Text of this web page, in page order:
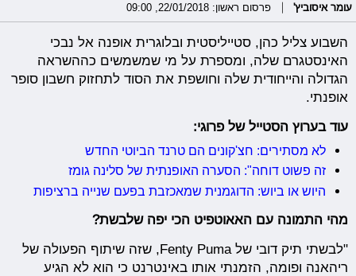
עומר איסוביץ' פרסום ראשון: 22/01/2018, 09:00
השבוע צליל כהן, סטייליסטית ובלוגרית אופנה אל נבכי
האינסטגרם שלה, ומספרת על מי שמשמשים כההשראה
הגדולה והייחודית שלה וחושפת את הסוד לתחזוק חשבון סופר
אופנתי.
עוד בערוץ הסטייל של פרוגי:
לא מסתירים: חצ'קונים הם טרנד הביוטי החדש
זה פשוט דוחה": הסערה האופנתית של סלינה גומז
היוש או ביוש: הדוגמנית שמאכזבת בפעם שנייה ברציפות
מהי התמונה עם האאוטפיט הכי יפה שלבשת?
"לבשתי תיק דובי של Fenty Puma, שזה שיתוף הפעולה של
ריהאנה ופומה, הזמנתי אותו באינטרנט כי הוא לא הגיע